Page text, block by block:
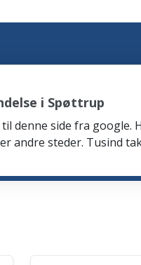
i Spøttrup
denne side fra
andre steder. Tusind